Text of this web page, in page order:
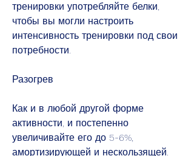
тренировки употребляйте белки,
чтобы вы могли настроить
интенсивность тренировки под свои
потребности.
Разогрев
Как и в любой другой форме
активности, и постепенно
увеличивайте его до 5-6%,
амортизирующей и нескользящей.